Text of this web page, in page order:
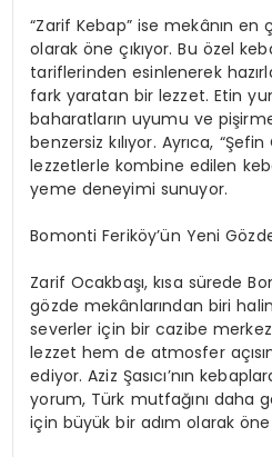
“Zarif Kebap” ise mekânın
olarak öne çıkıyor. Bu özel
tariflerinden esinlenerek
fark yaratan bir lezzet. Etin
baharatların uyumu ve
benzersiz kılıyor. Ayrıca,
lezzetlerle kombine edilen
yeme deneyimi sunuyor.
Bomonti Feriköy’ün Yeni
Zarif Ocakbaşı, kısa sürede
gözde mekânlarından biri
severler için bir cazibe
lezzet hem de atmosfer
ediyor. Aziz Şasıcı’nın
yorum, Türk mutfağını daha
için büyük bir adım olarak öne